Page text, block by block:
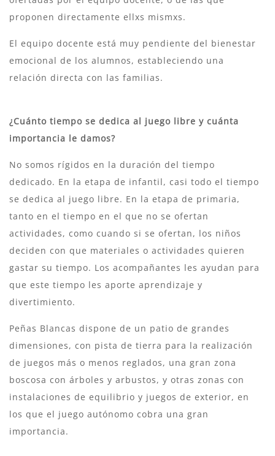
proponen directamente ellxs mismxs.
El equipo docente está muy pendiente del bienestar
emocional de los alumnos, estableciendo una
relación directa con las familias.
¿Cuánto tiempo se dedica al juego libre y cuánta
importancia le damos?
No somos rígidos en la duración del tiempo
dedicado. En la etapa de infantil, casi todo el tiempo
se dedica al juego libre. En la etapa de primaria,
tanto en el tiempo en el que no se ofertan
actividades, como cuando si se ofertan, los niños
deciden con que materiales o actividades quieren
gastar su tiempo. Los acompañantes les ayudan para
que este tiempo les aporte aprendizaje y
divertimiento.
Peñas Blancas dispone de un patio de grandes
dimensiones, con pista de tierra para la realización
de juegos más o menos reglados, una gran zona
boscosa con árboles y arbustos, y otras zonas con
instalaciones de equilibrio y juegos de exterior, en
los que el juego autónomo cobra una gran
importancia.